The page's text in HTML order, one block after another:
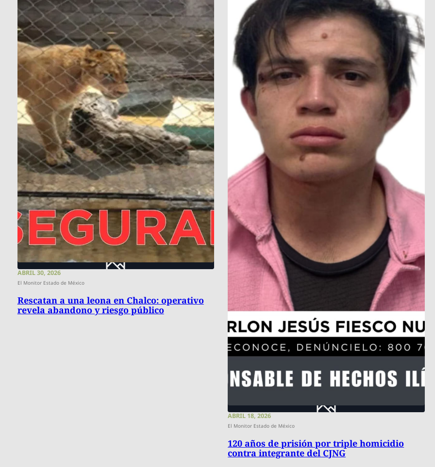
ABRIL 30, 2026
El Monitor Estado de México
Rescatan a una leona en Chalco: operativo
revela abandono y riesgo público
ABRIL 18, 2026
El Monitor Estado de México
120 años de prisión por triple homicidio
contra integrante del CJNG